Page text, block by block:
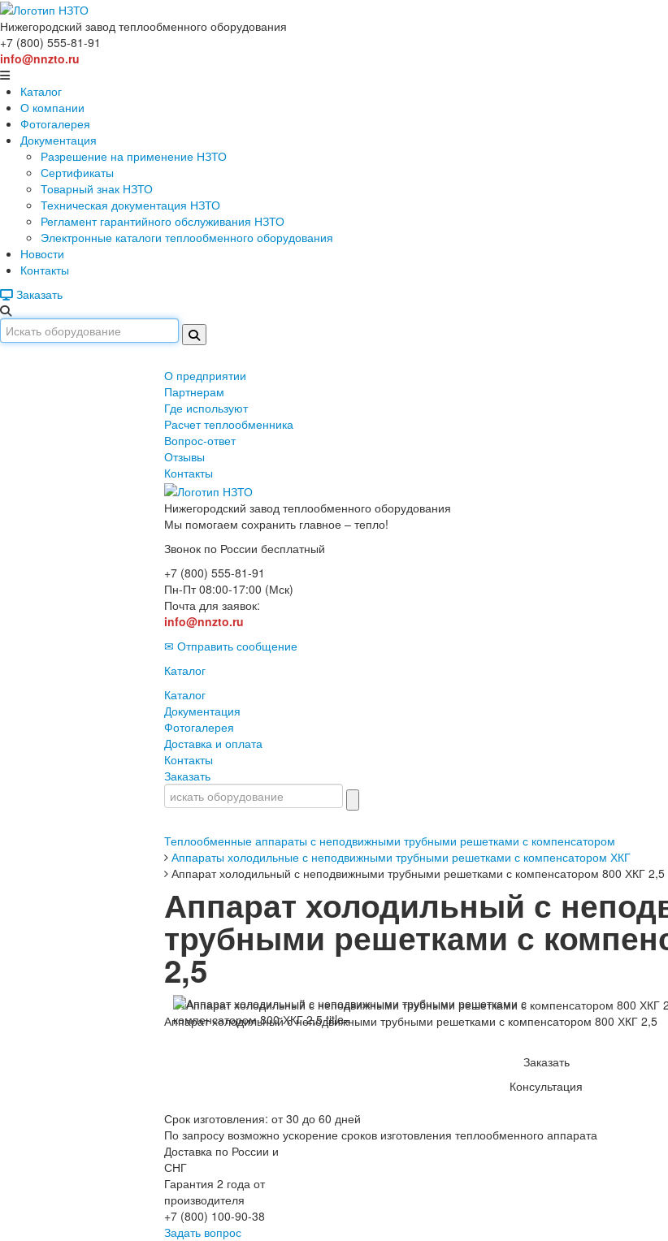
Нижегородский завод теплообменного оборудования
+7 (800) 555-81-91
info@nnzto.ru
Каталог
О компании
Фотогалерея
Документация
Разрешение на применение НЗТО
Сертификаты
Товарный знак НЗТО
Техническая документация НЗТО
Регламент гарантийного обслуживания НЗТО
Электронные каталоги теплообменного оборудования
Новости
Контакты
Заказать
О предприятии
Партнерам
Где используют
Расчет теплообменника
Вопрос-ответ
Отзывы
Контакты
Нижегородский завод теплообменного оборудования
Мы помогаем сохранить главное – тепло!
Звонок по России бесплатный
+7 (800) 555-81-91
Пн-Пт 08:00-17:00 (Мск)
Почта для заявок:
info@nnzto.ru
✉ Отправить сообщение
Каталог
Каталог
Документация
Фотогалерея
Доставка и оплата
Контакты
Заказать
Теплообменные аппараты с неподвижными трубными решетками с компенсатором
Аппараты холодильные с неподвижными трубными решетками с компенсатором ХКГ
Аппарат холодильный с неподвижными трубными решетками с компенсатором 800 ХКГ 2,5
Аппарат холодильный с
трубными решетками с
2,5
Аппарат холодильный с неподвижными трубными решетками с компенсатором 800 ХКГ 2,5
Заказать
Консультация
Срок изготовления: от 30 до 60 дней
По запросу возможно ускорение сроков изготовления теплообменного аппарата
Доставка по России и
СНГ
Гарантия 2 года от
производителя
+7 (800) 100-90-38
Задать вопрос